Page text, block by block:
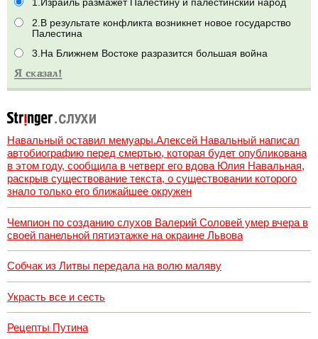
1.Израиль размажет Палестину и палестинский народ
2.В результате конфликта возникнет новое государство
Палестина
3.На Ближнем Востоке разразится большая война
Навальный оставил мемуары.Алексей Навальный написал
автобиографию перед смертью, которая будет опубликована
в этом году, сообщила в четверг его вдова Юлия Навальная,
раскрыв существование текста, о существовании которого
знало только его ближайшее окружен
Чемпион по созданию слухов Валерий Соловей умер вчера в
своей панельной пятиэтажке на окраине Львова
Собчак из Литвы передала на волю маляву
Украсть все и сесть
Рецепты Путина